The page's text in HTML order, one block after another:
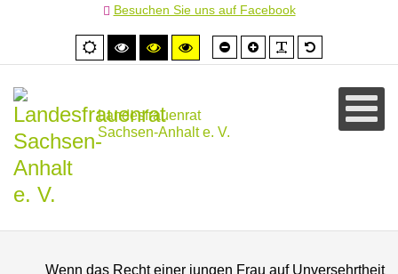
Besuchen Sie uns auf Facebook
Normale
Ansicht
Hoher
Kontrast
Hoher
Kontrast
Hoher
Kontrast
Schrift
kleiner
Schrift
größer
Landesfrauenrat
Sachsen-Anhalt e. V.
Wenn das Recht einer jungen Frau auf Unversehrtheit